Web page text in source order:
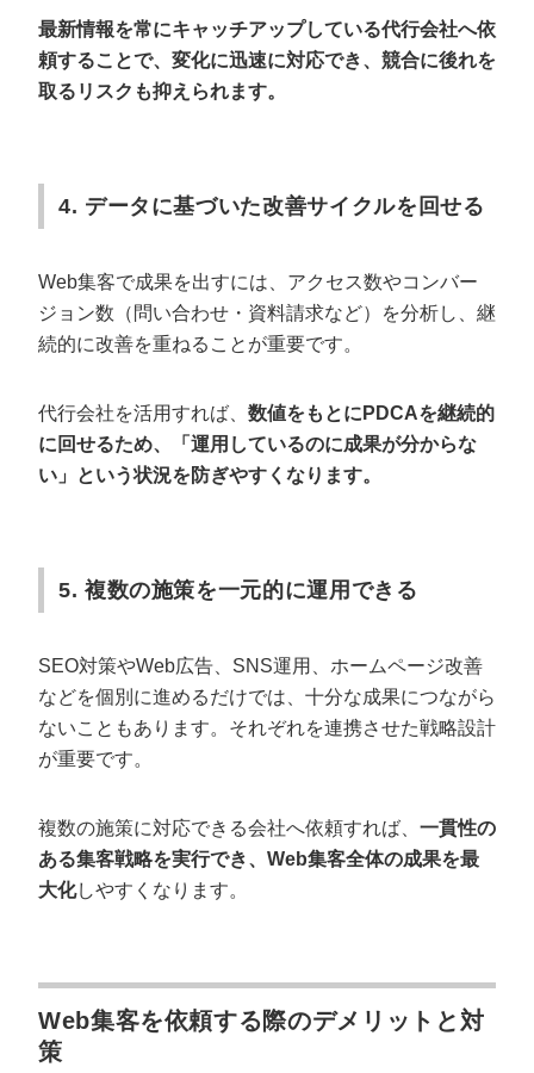
最新情報を常にキャッチアップしている代行会社へ依
頼することで、変化に迅速に対応でき、競合に後れを
取るリスクも抑えられます。
4. データに基づいた改善サイクルを回せる
Web集客で成果を出すには、アクセス数やコンバー
ジョン数（問い合わせ・資料請求など）を分析し、継
続的に改善を重ねることが重要です。
代行会社を活用すれば、 数値をもとにPDCAを継続的
に回せるため、「運用しているのに成果が分からな
い」という状況を防ぎやすくなります。
5. 複数の施策を一元的に運用できる
SEO対策やWeb広告、SNS運用、ホームページ改善
などを個別に進めるだけでは、十分な成果につながら
ないこともあります。それぞれを連携させた戦略設計
が重要です。
複数の施策に対応できる会社へ依頼すれば、 一貫性の
ある集客戦略を実行でき、Web集客全体の成果を最
大化しやすくなります。
Web集客を依頼する際のデメリットと対
策